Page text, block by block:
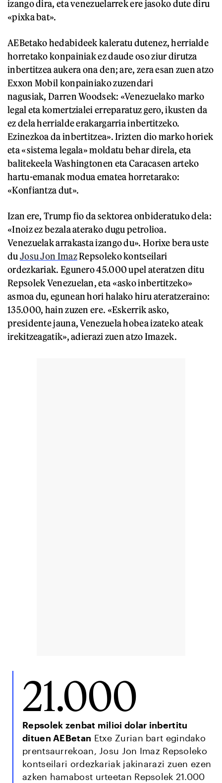
izango dira, eta venezuelarrek ere jasoko dute diru
«pixka bat».
AEBetako hedabideek kaleratu dutenez, herrialde
horretako konpainiak ez daude oso ziur dirutza
inbertitzea aukera ona den; are, zera esan zuen atzo
Exxon Mobil konpainiako zuzendari
nagusiak, Darren Woodsek: «Venezuelako marko
legal eta komertzialei erreparatuz gero, ikusten da
ez dela herrialde erakargarria inbertitzeko.
Ezinezkoa da inbertitzea». Irizten dio marko horiek
eta «sistema legala» moldatu behar direla, eta
balitekeela Washingtonen eta Caracasen arteko
hartu-emanak modua ematea horretarako:
«Konfiantza dut».
Izan ere, Trump fio da sektorea onbideratuko dela:
«Inoiz ez bezala aterako dugu petrolioa.
Venezuelak arrakasta izango du». Horixe bera uste
du Josu Jon ImazRepsoleko kontseilari
ordezkariak. Egunero 45.000 upel ateratzen ditu
Repsolek Venezuelan, eta «asko inbertitzeko»
asmoa du, egunean hori halako hiru ateratzeraino:
135.000, hain zuzen ere. «Eskerrik asko,
presidente jauna, Venezuela hobea izateko ateak
irekitzeagatik», adierazi zuen atzo Imazek.
21.000
Repsolek zenbat milioi dolar inbertitu
dituen AEBetan Etxe Zurian bart egindako
prentsaurrekoan, Josu Jon Imaz Repsoleko
kontseilari ordezkariak jakinarazi zuen ezen
azken hamabost urteetan Repsolek 21.000